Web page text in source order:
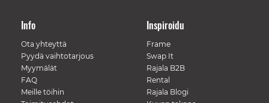
Info
Ota yhteyttä
Pyydä vaihtotarjous
Myymälät
FAQ
Meille töihin
Inspiroidu
Frame
Swap It
Rajala B2B
Rental
Rajala Blogi